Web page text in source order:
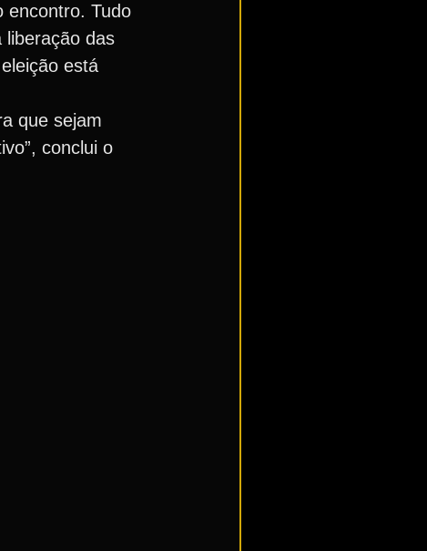
encontro. Tudo
liberação das
está
que sejam
conclui o